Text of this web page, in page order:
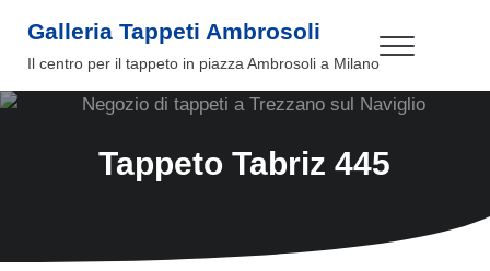
Galleria Tappeti Ambrosoli
Il centro per il tappeto in piazza Ambrosoli a Milano Menu
Tappeto Tabriz 445